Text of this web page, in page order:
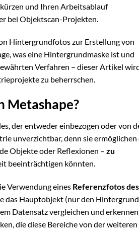
und Ihren Arbeitsablauf
bei Objektscan-Projekten.
Hintergrundfotos zur Erstellung von
was eine Hintergrundmaske ist und
Verfahren – dieser Artikel
zu beherrschen.
Metashape?
der entweder einbezogen oder von
unverzichtbar, denn sie ermöglichen
Objekte oder Reflexionen – zu
beeinträchtigen könnten.
Verwendung eines Referenzfotos des
das Hauptobjekt (nur den
Datensatz vergleichen und erkennen,
die diese Bereiche von der weiteren